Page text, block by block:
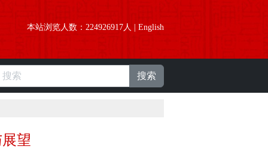
本站浏览人数： 224926917人 | English
搜索
望